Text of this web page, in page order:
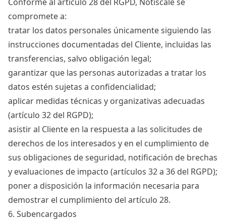
compromete a:
tratar los datos personales únicamente siguiendo las
instrucciones documentadas del Cliente, incluidas las
transferencias, salvo obligación legal;
garantizar que las personas autorizadas a tratar los
datos estén sujetas a confidencialidad;
aplicar medidas técnicas y organizativas adecuadas
(artículo 32 del RGPD);
asistir al Cliente en la respuesta a las solicitudes de
derechos de los interesados y en el cumplimiento de
sus obligaciones de seguridad, notificación de brechas
y evaluaciones de impacto (artículos 32 a 36 del RGPD);
poner a disposición la información necesaria para
demostrar el cumplimiento del artículo 28.
6. Subencargados